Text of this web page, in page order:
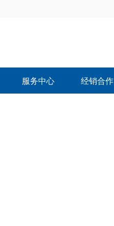
服务中心 经销合作